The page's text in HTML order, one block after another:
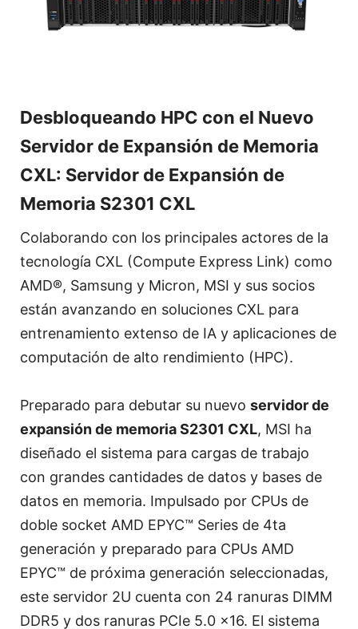
Desbloqueando HPC con el Nuevo
Servidor de Expansión de Memoria
CXL: Servidor de Expansión de
Memoria S2301 CXL
Colaborando con los principales actores de la
tecnología CXL (Compute Express Link) como
AMD®, Samsung y Micron, MSI y sus socios
están avanzando en soluciones CXL para
entrenamiento extenso de IA y aplicaciones de
computación de alto rendimiento (HPC).
Preparado para debutar su nuevo servidor de
expansión de memoria S2301 CXL, MSI ha
diseñado el sistema para cargas de trabajo
con grandes cantidades de datos y bases de
datos en memoria. Impulsado por CPUs de
doble socket AMD EPYC™ Series de 4ta
generación y preparado para CPUs AMD
EPYC™ de próxima generación seleccionadas,
este servidor 2U cuenta con 24 ranuras DIMM
DDR5 y dos ranuras PCIe 5.0 x16. El sistema